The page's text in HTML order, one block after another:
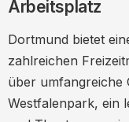
Arbeitsplatz
Dortmund bietet
zahlreichen
über umfangreiche
Westfalenpark, ein